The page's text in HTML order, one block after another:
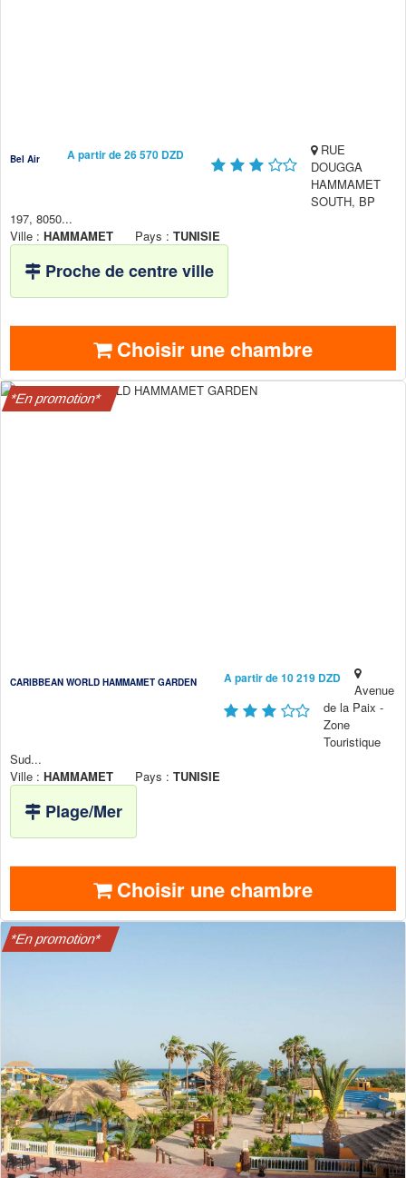
Bel Air A partir de 26 570 DZD
RUE
DOUGGA
HAMMAMET
SOUTH, BP
197, 8050...
Ville : HAMMAMET Pays : TUNISIE
Proche de centre ville
Choisir une chambre
*En promotion*
CARIBBEAN WORLD HAMMAMET GARDEN A partir de 10 219 DZD
Avenue
de la Paix -
Zone
Touristique
Sud...
Ville : HAMMAMET Pays : TUNISIE
Plage/Mer
Choisir une chambre
*En promotion*